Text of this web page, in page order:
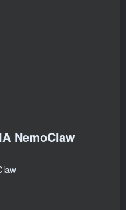
NemoClaw